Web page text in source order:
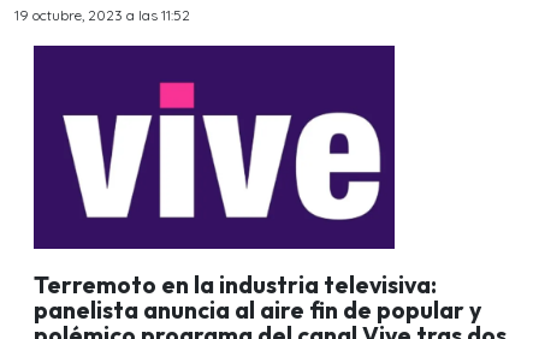
19 octubre, 2023 a las 11:52
Terremoto en la industria televisiva:
panelista anuncia al aire fin de popular y